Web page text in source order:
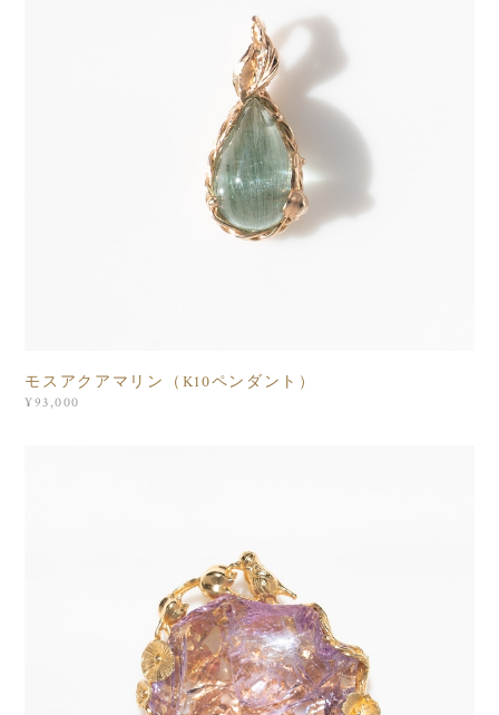
モスアクアマリン（K10ペンダント）
¥93,000